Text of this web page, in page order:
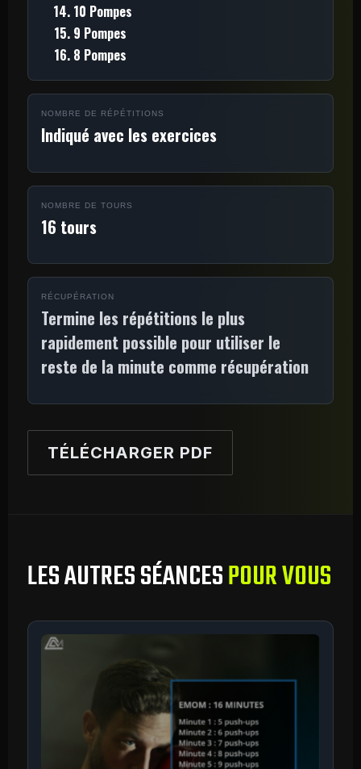
10 Pompes
9 Pompes
8 Pompes
NOMBRE DE RÉPÉTITIONS
Indiqué avec les exercices
NOMBRE DE TOURS
16 tours
RÉCUPÉRATION
Termine les répétitions le plus
rapidement possible pour utiliser le
reste de la minute comme récupération
TÉLÉCHARGER PDF
LES AUTRES SÉANCESPOUR VOUS